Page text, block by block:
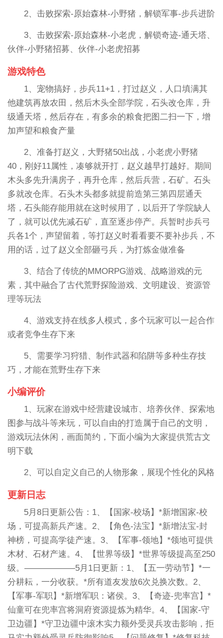
2、击败探索-原始森林-小野猪，解锁军事-步兵进阶
3、击败探索-原始森林-小老虎，解锁奇迹-通天塔、
伙伴-小野猪招募、伙伴-小老虎招募
游戏特色
1、宠物搞好，步兵11+1，打过赵义，人口填满其
他建筑再放农田，然后木头全部学院，石头改仓库，升
级通天塔，然后存在，有多余的粮食把图二扫一下，增
加声望和粮食产量
2、准备打赵义，大野猪50出战，小老虎小野猪
40，刚好11属性，凑够就开打，赵义越早打越好。期间
木头多先升满房子，再升仓库，然后兵营，石矿。石头
多就改仓库。石头木头都多就提前造第三第四层通天
塔，石头能存能用就在这时候用了，以后开了学院缺人
了，就可以优先减石矿，直至逐步停产。兵暂时步兵弓
兵各1个，声望留着，等打赵义时看看要不要补步兵，不
用的话，过了赵义全部砸弓兵，为打炼金做准备
3、结合了传统的MMORPG游戏、战略游戏的元
素，其中融合了古代荒野探险游戏、文明建设、资源管
理等玩法
4、游戏支持在线多人模式，多个玩家可以一起合作
或者竞争生存下来
5、需要学习狩猎、制作武器和陷阱等多种生存技
巧，才能在荒野生存下来
小编评价
1、玩家在游戏中经营建设城市、培养伙伴、探索地
图参与战斗等来玩，可以自由的打造属于自己的文明，
游戏玩法休闲，画面简约，下面小编为大家提供荒古文
明下载
2、可以自定义自己的人物形象，展现个性化的风格
更新日志
5月8日更新公告：1、【国家-校场】*新增国家-校
场，可提高新兵产速。2、【角色-法宝】*新增法宝-封
神榜，可提高学徒产速。3、【军事-领地】*领地可提供
木材、石材产速。4、【世界等级】*世界等级提高至250
级。——————5月1日更新：1、【五一劳动节】*一
分耕耘，一分收获。*所有道友发放6次兑换次数。2、
【军事-军职】*新增军职：诸侯。3、【奇迹-兜率宫】*
仙童可在兜率宫将洞府资源提炼为精华。4、【国家-守
卫边疆】*守卫边疆中滚木实力额外受灵兵攻击影响，拒